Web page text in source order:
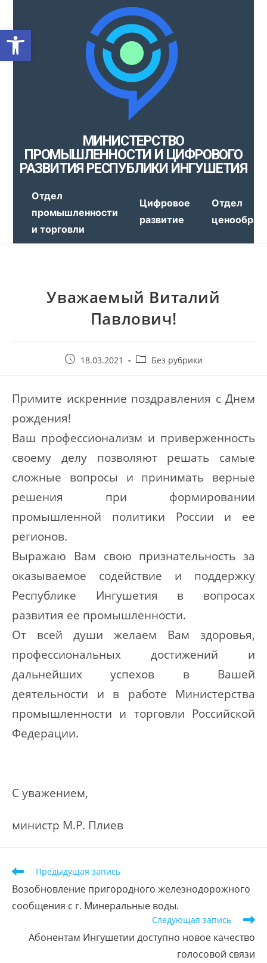
Открыть панель
МИНИСТЕРСТВО
ПРОМЫШЛЕННОСТИ И ЦИФРОВОГО
РАЗВИТИЯ РЕСПУБЛИКИ ИНГУШЕТИЯ
Отдел
промышленности
и торговли
Цифровое
развитие
Отдел
Уважаемый Виталий
Павлович!
18.03.2021 Без рубрики
Примите искренние поздравления с Днем
рождения!
Ваш профессионализм и приверженность
своему делу позволяют решать самые
сложные вопросы и принимать верные
решения при формировании
промышленной политики России и ее
регионов.
Выражаю Вам свою признательность за
оказываемое содействие и поддержку
Республике Ингушетия в вопросах
развития ее промышленности.
От всей души желаем Вам здоровья,
профессиональных достижений и
дальнейших успехов в Вашей
деятельности и в работе Министерства
промышленности и торговли Российской
Федерации.
С уважением,
министр М.Р. Плиев
Предыдущая запись
Возобновление пригородного железнодорожного
сообщения с г. Минеральные воды.
Следующая запись
Абонентам Ингушетии доступно новое качество
голосовой связи